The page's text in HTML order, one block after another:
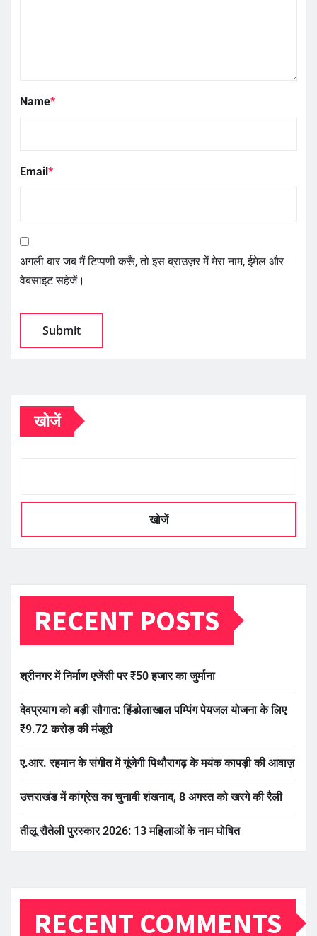
Name*
Email *
अगली बार जब मैं टिप्पणी करूँ, तो इस ब्राउज़र में मेरा नाम, ईमेल और
वेबसाइट सहेजें।
खोजें
खोजें
RECENT POSTS
श्रीनगर में निर्माण एजेंसी पर ₹50 हजार का जुर्माना
देवप्रयाग को बड़ी सौगात: हिंडोलाखाल पम्पिंग पेयजल योजना के लिए
₹9.72 करोड़ की मंजूरी
ए.आर. रहमान के संगीत में गूंजेगी पिथौरागढ़ के मयंक कापड़ी की आवाज़
उत्तराखंड में कांग्रेस का चुनावी शंखनाद, 8 अगस्त को खरगे की रैली
तीलू रौतेली पुरस्कार 2026: 13 महिलाओं के नाम घोषित
RECENT COMMENTS